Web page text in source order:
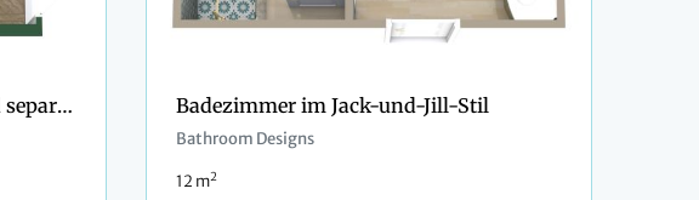
Badezimmer mit zwei Türen und separatem Waschbecken Badezimmer im Jack-und-Jill-Stil
Bathroom Designs
12 m2